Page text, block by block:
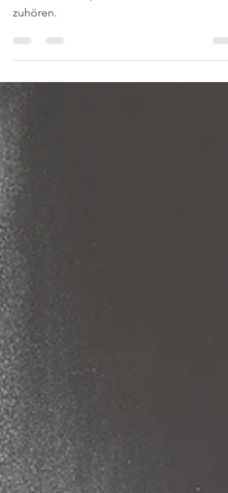
Wenn wir unseren Kindern eine friedlichere
zuhören.